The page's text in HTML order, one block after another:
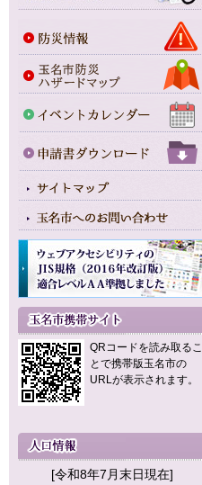
QRコードを読み取るこ
とで携帯版玉名市の
URLが表示されます。
[令和8年7月末日現在]